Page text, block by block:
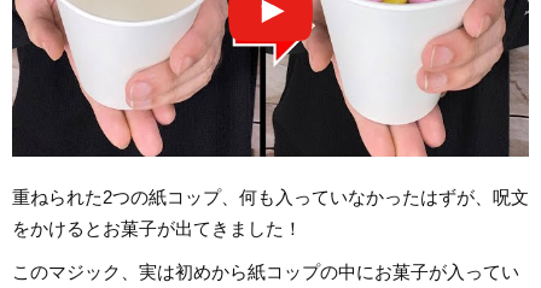
重ねられた2つの紙コップ、何も入っていなかったはずが、呪文
をかけるとお菓子が出てきました！
このマジック、実は初めから紙コップの中にお菓子が入ってい